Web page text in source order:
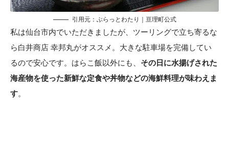
引用元：ぶらっとわたり｜亘理町公式
私は仙台市内でいただきましたが、ツーリングで立ち寄るな
ら白井商店 幸邦丸がオススメ。大きな駐車場を完備してい
るので安心です。はらこ飯以外にも、 その日に水揚げされた
海産物を使った新鮮な定食や丼物などの海鮮料理が味わえま
す。